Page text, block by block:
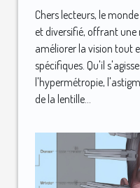
Chers lecteurs, le
et diversifié, offrant
améliorer la vision tout
spécifiques. Qu'il
l'hypermétropie,
de la lentille...